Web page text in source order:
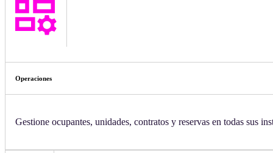
Operaciones
Gestione ocupantes, unidades, contratos y reservas en todas sus